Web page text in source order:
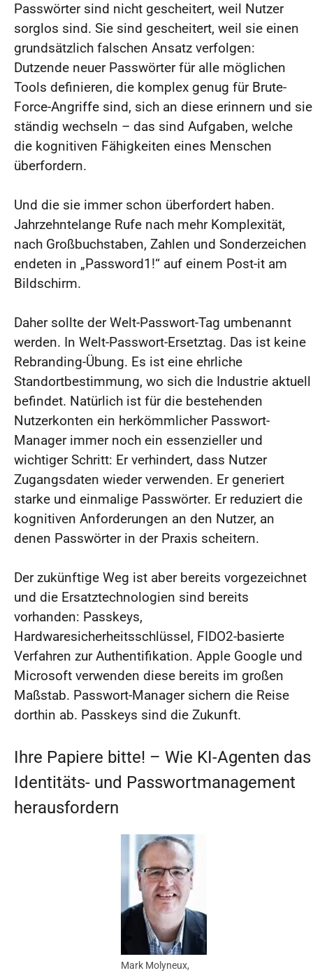
Passwörter sind nicht gescheitert, weil Nutzer
sorglos sind. Sie sind gescheitert, weil sie einen
grundsätzlich falschen Ansatz verfolgen:
Dutzende neuer Passwörter für alle möglichen
Tools definieren, die komplex genug für Brute-
Force-Angriffe sind, sich an diese erinnern und sie
ständig wechseln – das sind Aufgaben, welche
die kognitiven Fähigkeiten eines Menschen
überfordern.
Und die sie immer schon überfordert haben.
Jahrzehntelange Rufe nach mehr Komplexität,
nach Großbuchstaben, Zahlen und Sonderzeichen
endeten in „Password1!“ auf einem Post-it am
Bildschirm.
Daher sollte der Welt-Passwort-Tag umbenannt
werden. In Welt-Passwort-Ersetztag. Das ist keine
Rebranding-Übung. Es ist eine ehrliche
Standortbestimmung, wo sich die Industrie aktuell
befindet. Natürlich ist für die bestehenden
Nutzerkonten ein herkömmlicher Passwort-
Manager immer noch ein essenzieller und
wichtiger Schritt: Er verhindert, dass Nutzer
Zugangsdaten wieder verwenden. Er generiert
starke und einmalige Passwörter. Er reduziert die
kognitiven Anforderungen an den Nutzer, an
denen Passwörter in der Praxis scheitern.
Der zukünftige Weg ist aber bereits vorgezeichnet
und die Ersatztechnologien sind bereits
vorhanden: Passkeys,
Hardwaresicherheitsschlüssel, FIDO2-basierte
Verfahren zur Authentifikation. Apple Google und
Microsoft verwenden diese bereits im großen
Maßstab. Passwort-Manager sichern die Reise
dorthin ab. Passkeys sind die Zukunft.
Ihre Papiere bitte! – Wie KI-Agenten das
Identitäts- und Passwortmanagement
herausfordern
Mark Molyneux,